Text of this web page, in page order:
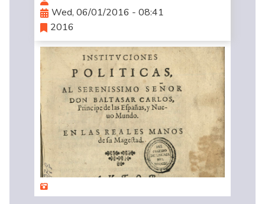
Wed, 06/01/2016 - 08:41
2016